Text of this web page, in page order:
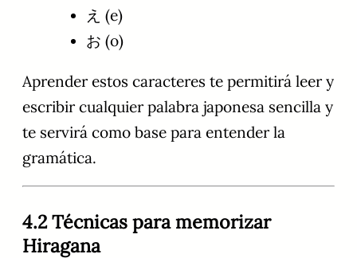
え (e)
お (o)
Aprender estos caracteres te permitirá leer y
escribir cualquier palabra japonesa sencilla y
te servirá como base para entender la
gramática.
4.2 Técnicas para memorizar
Hiragana